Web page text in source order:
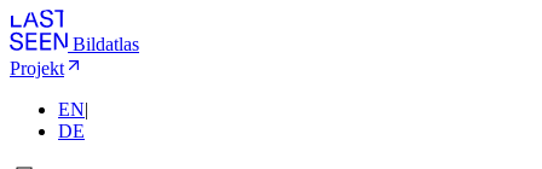
Bildatlas
Projekt
EN|
DE